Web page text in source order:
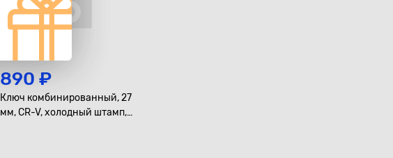
890 ₽
Ключ комбинированный, 27
мм, CR-V, холодный штамп,